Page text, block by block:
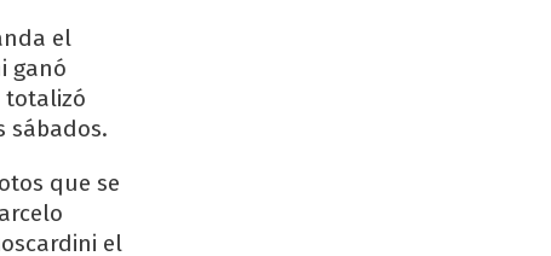
el
ganó
totalizó
sábados.
que se
el